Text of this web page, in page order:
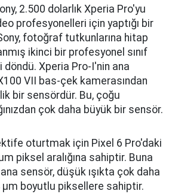
2.500 dolarlık Xperia Pro'yu
profesyonelleri için yaptığı bir
fotoğraf tutkunlarına hitap
ikinci bir profesyonel sınıf
döndü. Xperia Pro-I'nin ana
VII bas-çek kamerasından
bir sensördür. Bu, çoğu
çok daha büyük bir sensör.
oturtmak için Pixel 6 Pro'daki
piksel aralığına sahiptir. Buna
ana sensör, düşük ışıkta çok daha
µm boyutlu piksellere sahiptir.